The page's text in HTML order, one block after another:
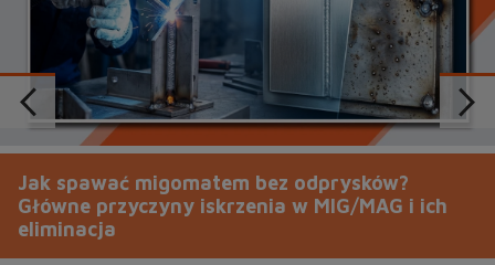
Jak spawać migomatem bez odprysków?
Główne przyczyny iskrzenia w MIG/MAG i ich
eliminacja